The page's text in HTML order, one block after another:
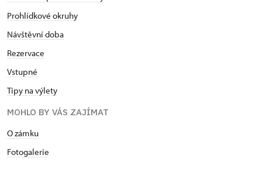
Prohlídkové okruhy
Návštěvní doba
Rezervace
Vstupné
Tipy na výlety
MOHLO BY VÁS ZAJÍMAT
O zámku
Fotogalerie